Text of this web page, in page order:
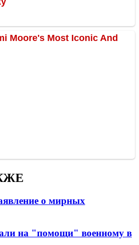
о мирных
на "помощи" военному в